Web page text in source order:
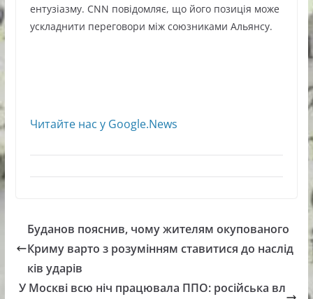
ентузіазму. CNN повідомляє, що його позиція може
ускладнити переговори між союзниками Альянсу.
Читайте нас у Google.News
Буданов пояснив, чому жителям окупованого
Криму варто з розумінням ставитися до наслід
ків ударів
У Москві всю ніч працювала ППО: російська вл